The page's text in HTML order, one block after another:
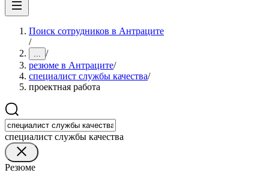
Поиск сотрудников в Антраците
/
... /
резюме в Антраците/
специалист службы качества/
проектная работа
специалист службы качества
Резюме